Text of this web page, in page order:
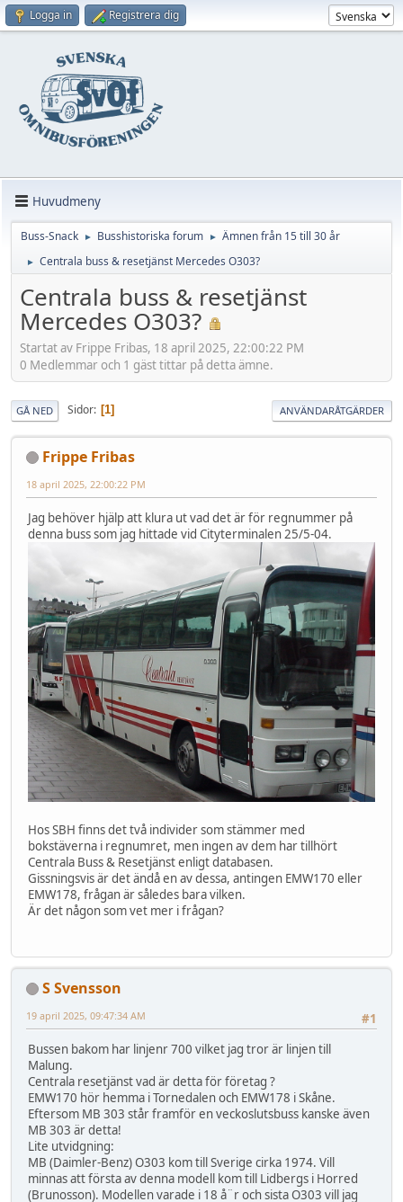
Logga in Registrera dig
Huvudmeny
Buss-Snack ► Busshistoriska forum ► Ämnen från 15 till 30 år
► Centrala buss & resetjänst Mercedes O303?
Centrala buss & resetjänst
Mercedes O303?
Startat av Frippe Fribas, 18 april 2025, 22:00:22 PM
0 Medlemmar och 1 gäst tittar på detta ämne.
GÅ NED Sidor 1 ANVÄNDARÅTGÄRDER
Frippe Fribas
18 april 2025, 22:00:22 PM
Jag behöver hjälp att klura ut vad det är för regnummer på
denna buss som jag hittade vid Cityterminalen 25/5-04.
Hos SBH finns det två individer som stämmer med
bokstäverna i regnumret, men ingen av dem har tillhört
Centrala Buss & Resetjänst enligt databasen.
Gissningsvis är det ändå en av dessa, antingen EMW170 eller
EMW178, frågan är således bara vilken.
Är det någon som vet mer i frågan?
S Svensson
#1
19 april 2025, 09:47:34 AM
Bussen bakom har linjenr 700 vilket jag tror är linjen till
Malung.
Centrala resetjänst vad är detta för företag ?
EMW170 hör hemma i Tornedalen och EMW178 i Skåne.
Eftersom MB 303 står framför en veckoslutsbuss kanske även
MB 303 är detta!
Lite utvidgning:
MB (Daimler-Benz) O303 kom till Sverige cirka 1974. Vill
minnas att första av denna modell kom till Lidbergs i Horred
(Brunosson). Modellen varade i 18 å¨r och sista O303 vill jag